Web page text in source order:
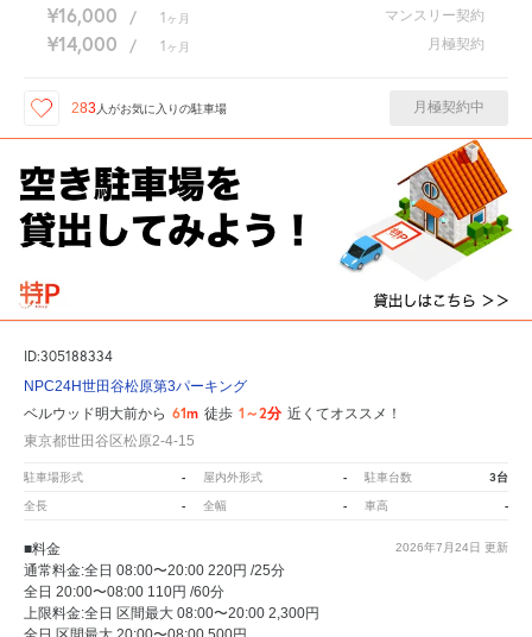
¥16,000 / 1 ヶ月 マンスリー契約
¥14,000 / 1 ヶ月 月極契約
283 人がお気に入りの駐車場 月極契約中
ID:305188334
NPC24H世田谷松原第3パーキング
ベルウッド明大前から 61m 徒歩 1～2分 近くてオススメ！
東京都世田谷区松原2-4-15
駐車場形式 - 屋内外形式 - 駐車台数 3台
全長 - 全幅 - 車高 -
2026年7月24日 更新
■料金
通常料金:全日 08:00〜20:00 220円 /25分
全日 20:00〜08:00 110円 /60分
上限料金:全日 区間最大 08:00〜20:00 2,300円